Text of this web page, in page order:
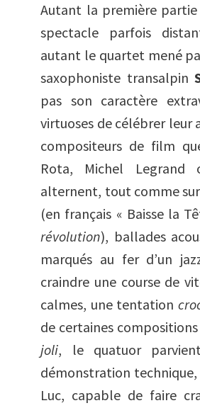
Autant la première
spectacle parfois
autant le quartet mené
saxophoniste transalpin
pas son caractère
virtuoses de célébrer leur
compositeurs de film
Rota, Michel
alternent, tout comme
(en français « Baisse la
révolution), ballades
marqués au fer d’un
craindre une course de
calmes, une tentation
de certaines
joli, le quatuor
démonstration
Luc, capable de faire